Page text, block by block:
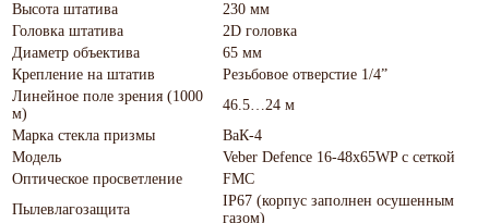
Высота штатива
230 мм
Головка штатива
2D головка
Диаметр объектива
65 мм
Крепление на штатив
Резьбовое отверстие 1/4”
Линейное поле зрения (1000
м)
46.5…24 м
Марка стекла призмы
ВаК-4
Модель
Veber Defence 16-48х65WP с сеткой
Оптическое просветление
FMC
Пылевлагозащита
IP67 (корпус заполнен осушенным
газом)